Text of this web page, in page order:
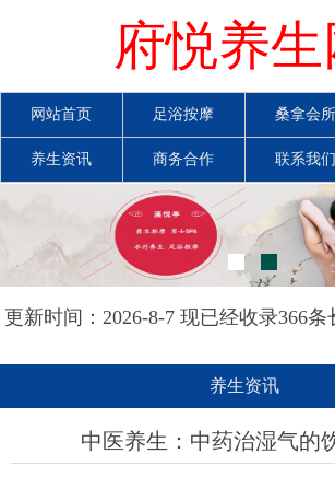
府悦养生
网站首页 足浴按摩 桑拿会所
养生资讯 商务合作 联系我们
更新时间：2026-8-7 现已经收录366
养生资讯
中医养生：中药治湿气的